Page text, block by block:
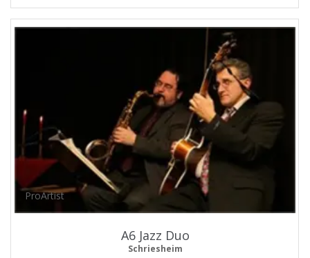
ProArtist
A6 Jazz Duo
Schriesheim